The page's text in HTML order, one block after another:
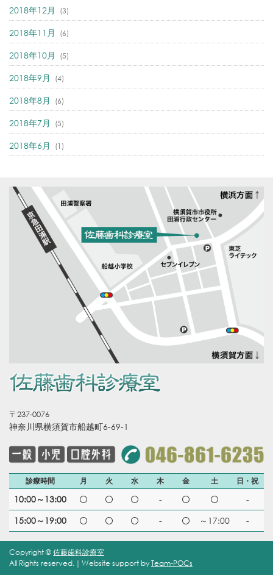
2018年12月 (3)
2018年11月 (6)
2018年10月 (5)
2018年9月 (4)
2018年8月 (6)
2018年7月 (5)
2018年6月 (1)
〒237-0076
神奈川県横須賀市船越町6-69-1
診療時間 月 火 水 木 金 土 日・祝
10:00～13:00 -
-
15:00～19:00
- ～17:00 -
Copyright ©佐藤歯科診療室
All Rights reserved.｜Website support byTeam-POCs